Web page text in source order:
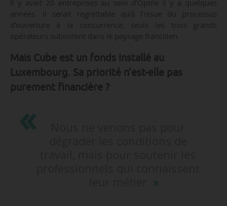
Il y avait 20 entreprises au sein d’Optile il y a quelques
années. Il serait regrettable qu’à l’issue du processus
d’ouverture à la concurrence, seuls les trois grands
opérateurs subsistent dans le paysage francilien.
Mais Cube est un fonds installé au
Luxembourg. Sa priorité n’est-elle pas
purement financière ?